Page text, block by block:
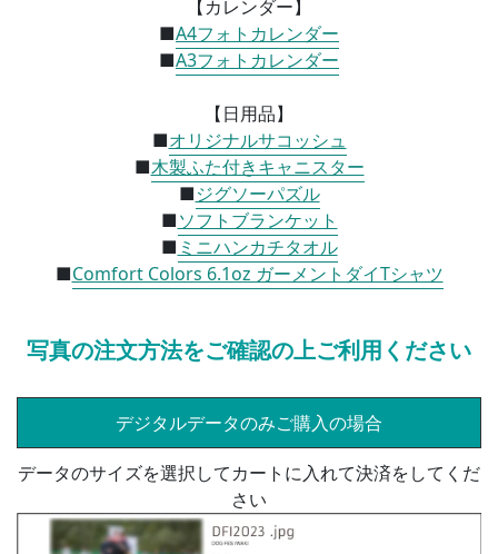
【カレンダー】
■A4フォトカレンダー
■A3フォトカレンダー
【日用品】
■オリジナルサコッシュ
■木製ふた付きキャニスター
■ジグソーパズル
■ソフトブランケット
■ ミニハンカチタオル
■Comfort Colors 6.1oz ガーメントダイTシャツ
写真の注文方法をご確認の上ご利用ください
デジタルデータのみご購入の場合
データのサイズを選択してカートに入れて決済をしてくだ
さい